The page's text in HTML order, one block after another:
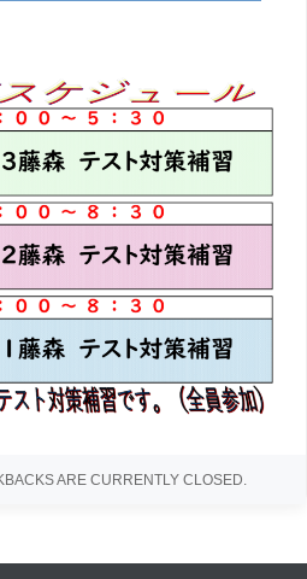
ARE CURRENTLY CLOSED.